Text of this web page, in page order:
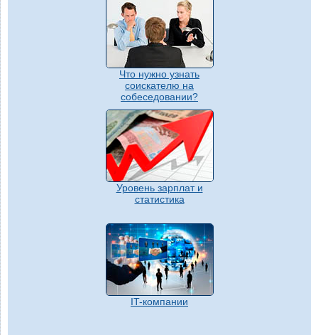
Что нужно узнать
соискателю на
собеседовании?
Уровень зарплат и
статистика
IT-компании